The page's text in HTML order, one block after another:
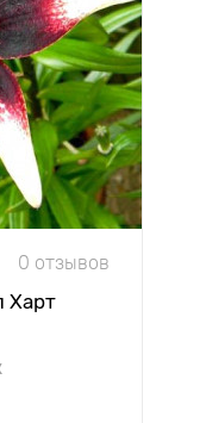
0 отзывов
Харт